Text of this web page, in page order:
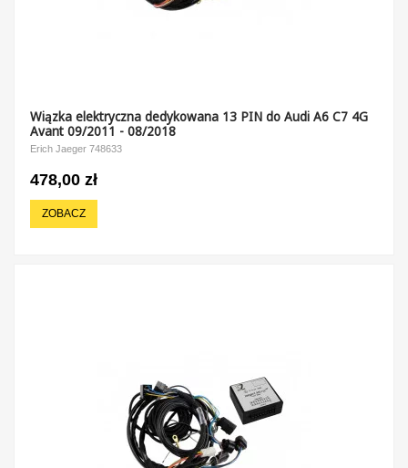
Wiązka elektryczna dedykowana 13 PIN do Audi A6 C7 4G
Avant 09/2011 - 08/2018
Erich Jaeger 748633
478,00 zł
ZOBACZ